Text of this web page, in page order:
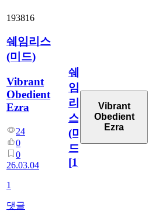
193816
쉐임리스
(미드)
Vibrant
Obedient
Ezra
24
0
0
26.03.04
1
댓글
쉐
임
리
스
(미
드)
[1]
Vibrant
Obedient
Ezra